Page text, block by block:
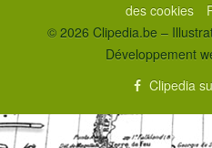
des cookies
© 2026 Clipedia.be –
Développement
Clipedia